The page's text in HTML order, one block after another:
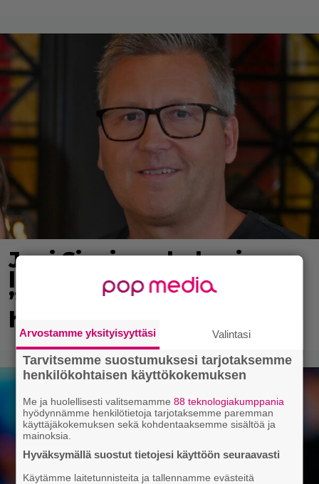
Jani Sievinen kokosi
lapsikatraansa yhteen –
”Minun suurin perintöni
heille”
Arvostamme yksityisyyttäsi Valintasi
Tarvitsemme suostumuksesi tarjotaksemme
henkilökohtaisen käyttökokemuksen
Me ja huolellisesti valitsemamme88 teknologiakumppania
hyödynnämme henkilötietoja tarjotaksemme paremman
käyttäjäkokemuksen sekä kohdentaaksemme sisältöä ja
mainoksia.
Hyväksymällä suostut tietojesi käyttöön seuraavasti
Käytämme laitetunnisteita ja tallennamme evästeitä